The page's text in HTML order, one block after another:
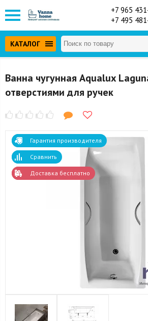
+7 965
+7 495
КАТАЛОГ
Ванна чугунная Aqualux
отверстиями для ручек
Гарантия производителя
Сравнить
Доставка бесплатно